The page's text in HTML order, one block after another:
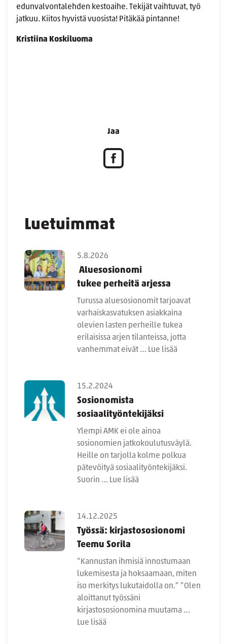
Luetuimmat
5.8.2026
Aluesosionomi
tukee perheitä arjessa
Turussa aluesosionomit tarjoavat
varhaiskasvatuksen asiakkaina
olevien lasten perheille tukea
erilaisissa arjen tilanteissa, jotta
vanhemmat eivät … Lue lisää
15.2.2024
Sosionomista
sosiaalityöntekijäksi
Ylempi AMK ei ole ainoa
sosionomien jatkokoulutusväylä.
Heille on tarjolla kolme polkua
pätevöityä sosiaalityöntekijäksi.
Suorin … Lue lisää
14.12.2025
Työssä: kirjastososionomi
Teemu Sorila
”Kannustan ihmisiä innostumaan
lukemisesta ja hoksaamaan, miten
iso merkitys lukutaidolla on.” ”Olen
aloittanut työssäni
kirjastososionomina muutama …
Lue lisää
edunvalvontalehden kestoaihe. Tekijät vaihtuvat, työ
jatkuu. Kiitos hyvistä vuosista! Pitäkää pintanne!
Kristiina Koskiluoma
Jaa